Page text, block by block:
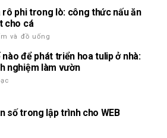
rô phi trong lò: công thức nấu ăn
cho cá
và đồ uống
nào để phát triển hoa tulip ở nhà:
nghiệm làm vườn
số trong lập trình cho WEB